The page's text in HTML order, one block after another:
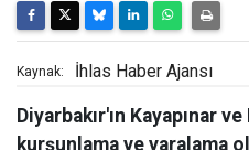
Kaynak: İhlas Haber Ajansı
Diyarbakır'ın Kayapınar
kurşunlama ve yaralama